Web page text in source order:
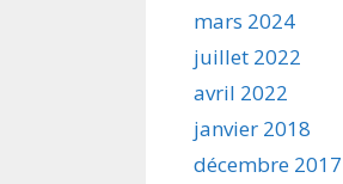
mars 2024
juillet 2022
avril 2022
janvier 2018
décembre 2017